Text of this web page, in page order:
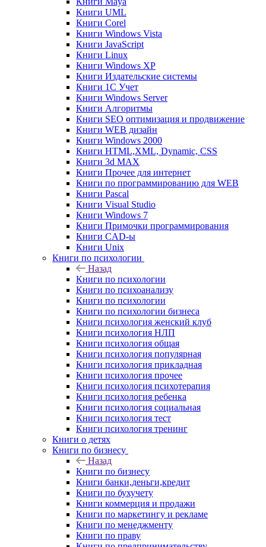
Книги UML
Книги Corel
Книги Windows Vista
Книги JavaScript
Книги Linux
Книги Windows XP
Книги Издательские системы
Книги 1C Учет
Книги Windows Server
Книги Алгоритмы
Книги SEO оптимизация и продвижение
Книги WEB дизайн
Книги Windows 2000
Книги HTML,XML, Dynamic, CSS
Книги 3d MAX
Книги Прочее для интернет
Книги по программированию для WEB
Книги Pascal
Книги Visual Studio
Книги Windows 7
Книги Примочки программирования
Книги CAD-ы
Книги Unix
Книги по психологии
Назад
Книги по психологии
Книги по психоанализу
Книги по психологии
Книги по психологии бизнеса
Книги психология женский клуб
Книги психология НЛП
Книги психология общая
Книги психология популярная
Книги психология прикладная
Книги психология прочее
Книги психология психотерапия
Книги психология ребенка
Книги психология социальная
Книги психология тест
Книги психология тренинг
Книги о детях
Книги по бизнесу
Назад
Книги по бизнесу
Книги банки,деньги,кредит
Книги по бухучету
Книги коммерция и продажи
Книги по маркетингу и рекламе
Книги по менеджменту
Книги по праву